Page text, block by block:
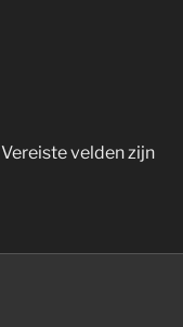
Vereiste velden zijn